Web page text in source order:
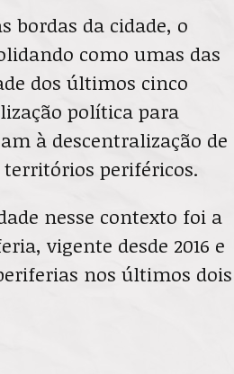
bordas da cidade, o
como umas das
dos últimos cinco
política para
à descentralização de
territórios periféricos.
nesse contexto foi a
vigente desde 2016 e
nos últimos dois